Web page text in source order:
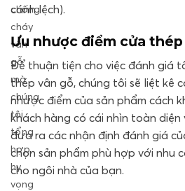
chống
cháy
vân
gỗ
mà
chúng
tôi
tổng
hợp,
hy
vọng
cánh lệch).
Ưu nhược điểm cửa thép
Để thuận tiện cho việc đánh giá
thép vân gỗ, chúng tôi sẽ liệt kê
nhược điểm của sản phẩm cách
khách hàng có cái nhìn toàn diện
đưa ra các nhận định đánh giá
chọn sản phẩm phù hợp với nhu
cho ngôi nhà của bạn.